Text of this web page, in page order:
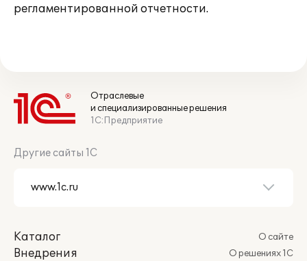
регламентированной отчетности.
Отраслевые
и специализированные решения
1С:Предприятие
Другие сайты 1С
Каталог
Внедрения
О сайте
О решениях 1С